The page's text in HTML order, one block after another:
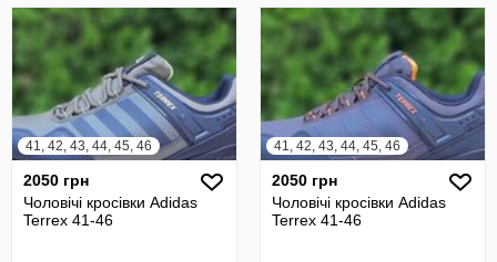
41, 42, 43, 44, 45, 46
2050 грн
Чоловічі кросівки Adidas
Terrex 41-46
41, 42, 43, 44, 45, 46
2050 грн
Чоловічі кросівки Adidas
Terrex 41-46